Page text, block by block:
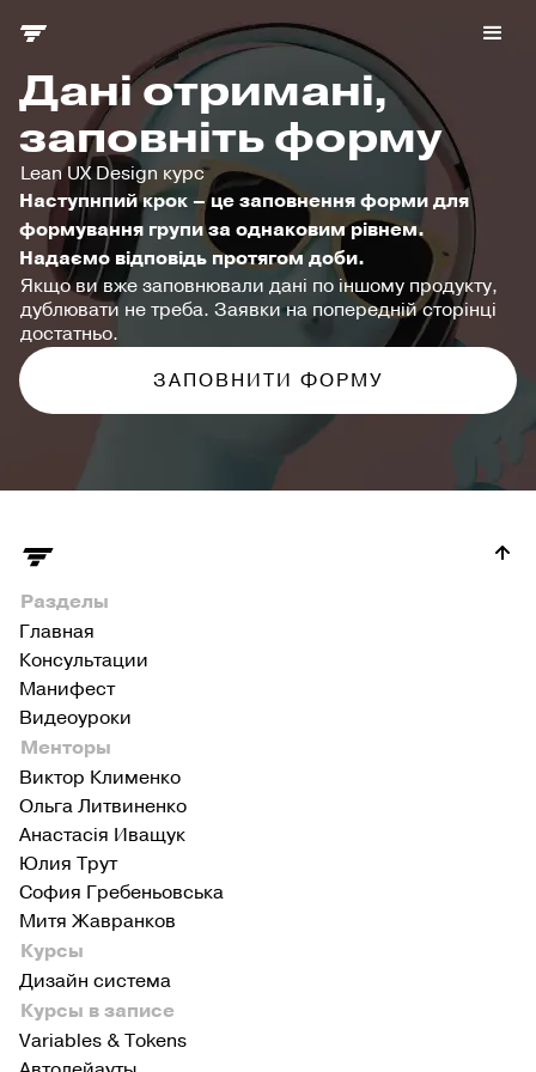
Дані отримані,
заповніть форму
Lean UX Design курс
Наступнпий крок – це заповнення форми для
формування групи за однаковим рівнем.
Надаємо відповідь протягом доби.
Якщо ви вже заповнювали дані по іншому продукту,
дублювати не треба. Заявки на попередній сторінці
достатньо.
ЗАПОВНИТИ ФОРМУ
Разделы
Главная
Консультации
Манифест
Видеоуроки
Менторы
Виктор Клименко
Ольга Литвиненко
Анастасія Иващук
Юлия Трут
София Гребеньовська
Митя Жавранков
Курсы
Дизайн система
Курсы в записе
Variables & Tokens